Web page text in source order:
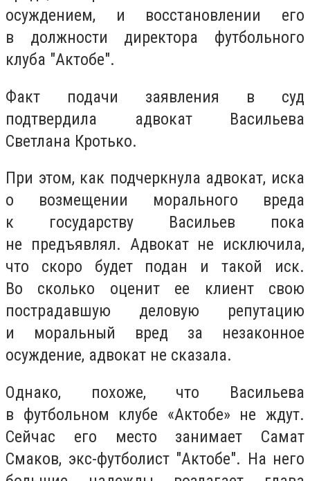
осуждением, и восстановлении его
в должности директора футбольного
клуба "Актобе".
Факт подачи заявления в суд
подтвердила адвокат Васильева
Светлана Кротько.
При этом, как подчеркнула адвокат, иска
о возмещении морального вреда
к государству Васильев пока
не предъявлял. Адвокат не исключила,
что скоро будет подан и такой иск.
Во сколько оценит ее клиент свою
пострадавшую деловую репутацию
и моральный вред за незаконное
осуждение, адвокат не сказала.
Однако, похоже, что Васильева
в футбольном клубе «Актобе» не ждут.
Сейчас его место занимает Самат
Смаков, экс-футболист "Актобе". На него